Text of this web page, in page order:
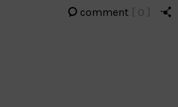
comment [ 0 ]